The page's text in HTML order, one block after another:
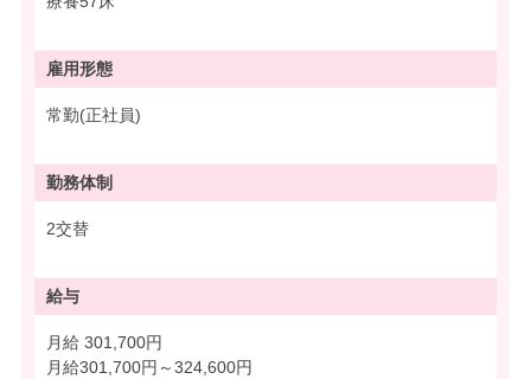
雇用形態
常勤(正社員)
勤務体制
2交替
給与
月給 301,700円
月給301,700円～324,600円